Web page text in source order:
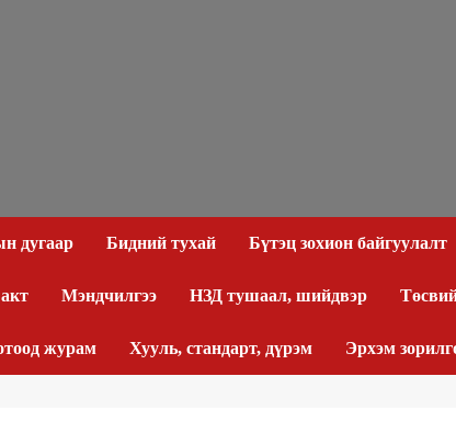
дугаар Бидний тухай Бүтэц зохион байгуулалт
Мэндчилгээ НЗД тушаал, шийдвэр
журам Хууль, стандарт, дүрэм Эрхэм